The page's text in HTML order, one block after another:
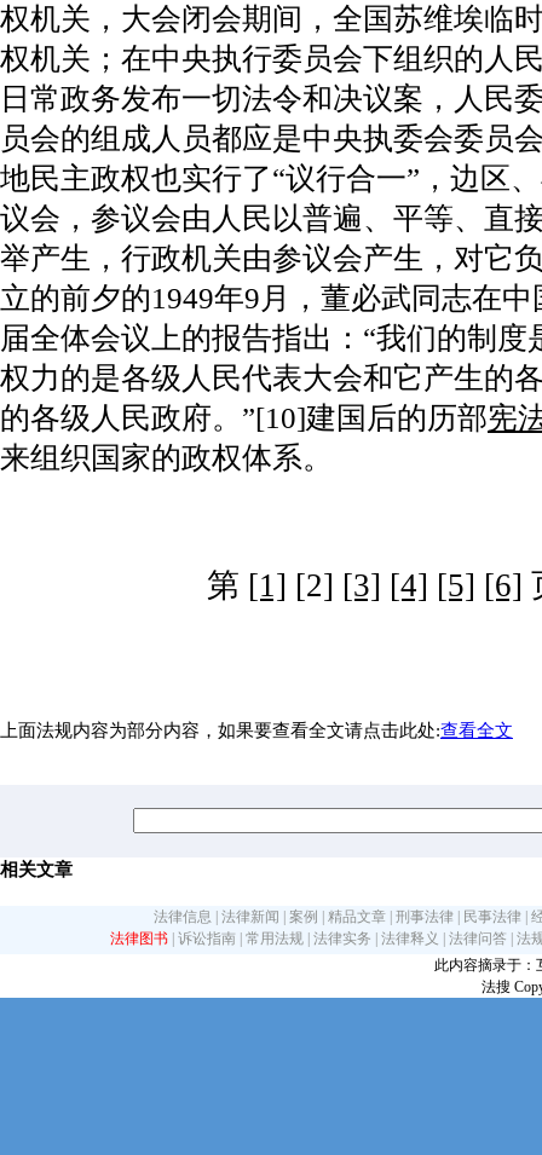
权机关，大会闭会期间，全国苏维埃临
权机关；在中央执行委员会下组织的人
日常政务发布一切法令和决议案，人民
员会的组成人员都应是中央执委会委员
地民主政权也实行了“议行合一”，边区
议会，参议会由人民以普遍、平等、直
举产生，行政机关由参议会产生，对它
立的前夕的1949年9月，董必武同志在
届全体会议上的报告指出：“我们的制度
权力的是各级人民代表大会和它产生的
的各级人民政府。”[10]建国后的历部宪
来组织国家的政权体系。
第 [1] [2] [3] [4] [5] [6]
上面法规内容为部分内容，如果要查看全文请点击此处:查看全文
相关文章
法律信息 法律新闻 案例 精品文章 刑事法律 民事法律
法律图书 诉讼指南 常用法规 法律实务 法律释义 法律问答
法
此内容摘录于：
法搜